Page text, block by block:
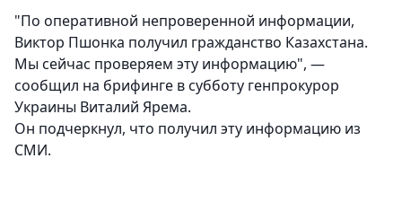
"По оперативной непроверенной информации,
Виктор Пшонка получил гражданство Казахстана.
Мы сейчас проверяем эту информацию", —
сообщил на брифинге в субботу генпрокурор
Украины Виталий Ярема.
Он подчеркнул, что получил эту информацию из
СМИ.